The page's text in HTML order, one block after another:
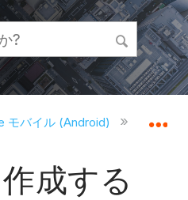
を展開/折りたたむ
モバイル (Android)
成する